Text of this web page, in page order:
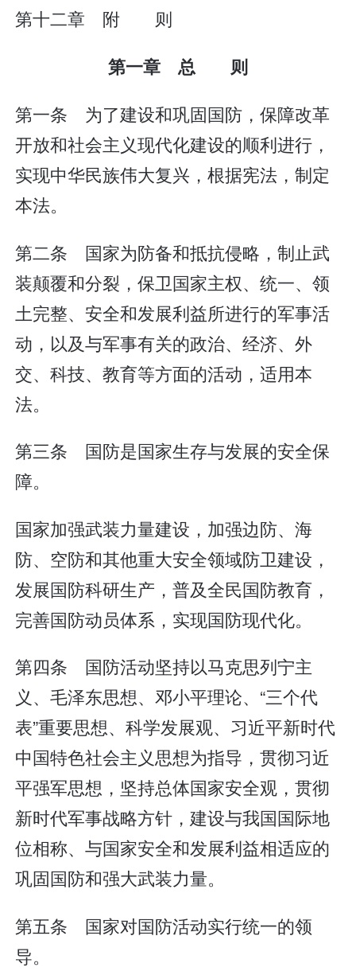
第十二章 附 则
第一章 总 则
第一条 为了建设和巩固国防，保障改革
开放和社会主义现代化建设的顺利进行，
实现中华民族伟大复兴，根据宪法，制定
本法。
第二条 国家为防备和抵抗侵略，制止武
装颠覆和分裂，保卫国家主权、统一、领
土完整、安全和发展利益所进行的军事活
动，以及与军事有关的政治、经济、外
交、科技、教育等方面的活动，适用本
法。
第三条 国防是国家生存与发展的安全保
障。
国家加强武装力量建设，加强边防、海
防、空防和其他重大安全领域防卫建设，
发展国防科研生产，普及全民国防教育，
完善国防动员体系，实现国防现代化。
第四条 国防活动坚持以马克思列宁主
义、毛泽东思想、邓小平理论、“三个代
表”重要思想、科学发展观、习近平新时代
中国特色社会主义思想为指导，贯彻习近
平强军思想，坚持总体国家安全观，贯彻
新时代军事战略方针，建设与我国国际地
位相称、与国家安全和发展利益相适应的
巩固国防和强大武装力量。
第五条 国家对国防活动实行统一的领
导。